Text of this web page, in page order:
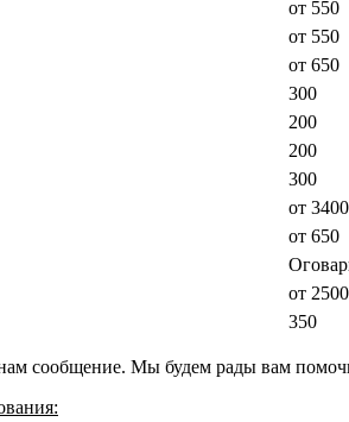
от 550
от 550
от 650
300
200
200
300
от 3400
от 650
от 2500
350
сообщение. Мы будем рады вам